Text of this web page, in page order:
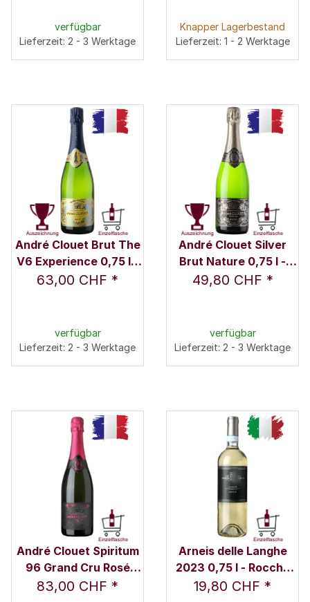
verfügbar
Lieferzeit: 2 - 3 Werktage
Knapper Lagerbestand
Lieferzeit: 1 - 2 Werktage
André Clouet Brut The
V6 Experience 0,75 l -
Champagne André
63,00 CHF *
verfügbar
Lieferzeit: 2 - 3 Werktage
André Clouet Silver
Brut Nature 0,75 l -
Champagne André
49,80 CHF *
verfügbar
Lieferzeit: 2 - 3 Werktage
André Clouet Spiritum
96 Grand Cru Rosé
0,75 l - Champagne
83,00 CHF *
Arneis delle Langhe
2023 0,75 l - Rocche
Costamagna /
19,80 CHF *